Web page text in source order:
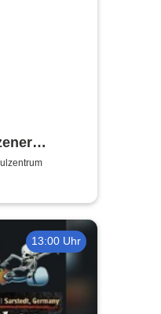
2026
13:00 Uhr